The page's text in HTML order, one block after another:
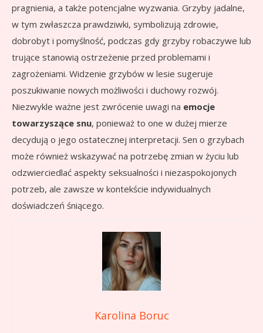
pragnienia, a także potencjalne wyzwania. Grzyby jadalne,
w tym zwłaszcza prawdziwki, symbolizują zdrowie,
dobrobyt i pomyślność, podczas gdy grzyby robaczywe lub
trujące stanowią ostrzeżenie przed problemami i
zagrożeniami. Widzenie grzybów w lesie sugeruje
poszukiwanie nowych możliwości i duchowy rozwój.
Niezwykle ważne jest zwrócenie uwagi na emocje
towarzyszące snu, ponieważ to one w dużej mierze
decydują o jego ostatecznej interpretacji. Sen o grzybach
może również wskazywać na potrzebę zmian w życiu lub
odzwierciedlać aspekty seksualności i niezaspokojonych
potrzeb, ale zawsze w kontekście indywidualnych
doświadczeń śniącego.
Karolina Boruc